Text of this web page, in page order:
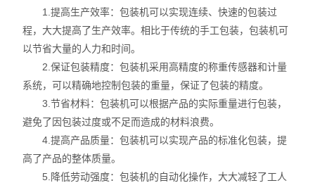
1.提高生产效率：包装机可以实现连续、快速的包装过
程，大大提高了生产效率。相比于传统的手工包装，包装机可
以节省大量的人力和时间。
2.保证包装精度：包装机采用高精度的称重传感器和计量
系统，可以精确地控制包装的重量，保证了包装的精度。
3.节省材料：包装机可以根据产品的实际重量进行包装，
避免了因包装过度或不足而造成的材料浪费。
4.提高产品质量：包装机可以实现产品的标准化包装，提
高了产品的整体质量。
5.降低劳动强度：包装机的自动化操作，大大减轻了工人